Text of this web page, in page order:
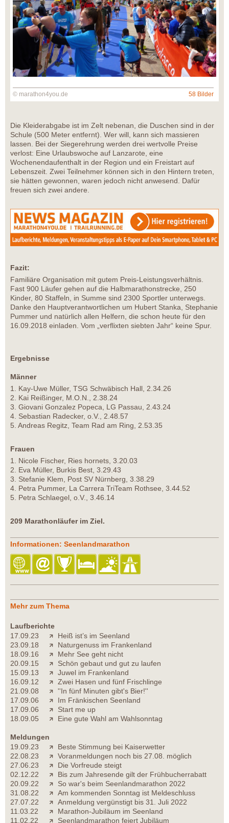
© marathon4you.de 58 Bilder
Die Kleiderabgabe ist im Zelt nebenan, die Duschen sind in der
Schule (500 Meter entfernt). Wer will, kann sich massieren
lassen. Bei der Siegerehrung werden drei wertvolle Preise
verlost: Eine Urlaubswoche auf Lanzarote, eine
Wochenendaufenthalt in der Region und ein Freistart auf
Lebenszeit. Zwei Teilnehmer können sich in den Hintern treten,
sie hätten gewonnen, waren jedoch nicht anwesend. Dafür
freuen sich zwei andere.
Fazit:
Familiäre Organisation mit gutem Preis-Leistungsverhältnis.
Fast 900 Läufer gehen auf die Halbmarathonstrecke, 250
Kinder, 80 Staffeln, in Summe sind 2300 Sportler unterwegs.
Danke den Hauptverantwortlichen um Hubert Stanka, Stephanie
Pummer und natürlich allen Helfern, die schon heute für den
16.09.2018 einladen. Vom „verflixten siebten Jahr“ keine Spur.
Ergebnisse
Männer
1. Kay-Uwe Müller, TSG Schwäbisch Hall, 2.34.26
2. Kai Reißinger, M.O.N., 2.38.24
3. Giovani Gonzalez Popeca, LG Passau, 2.43.24
4. Sebastian Radecker, o.V., 2.48.57
5. Andreas Regitz, Team Rad am Ring, 2.53.35
Frauen
1. Nicole Fischer, Ries hornets, 3.20.03
2. Eva Müller, Burkis Best, 3.29.43
3. Stefanie Klem, Post SV Nürnberg, 3.38.29
4. Petra Pummer, La Carrera TriTeam Rothsee, 3.44.52
5. Petra Schlaegel, o.V., 3.46.14
209 Marathonläufer im Ziel.
Informationen: Seenlandmarathon
Mehr zum Thema
Laufberichte
17.09.23
Heiß ist’s im Seenland
23.09.18
Naturgenuss im Frankenland
18.09.16
Mehr See geht nicht
20.09.15
Schön gebaut und gut zu laufen
15.09.13
Juwel im Frankenland
16.09.12
Zwei Hasen und fünf Frischlinge
21.09.08
''In fünf Minuten gibt's Bier!''
17.09.06
Im Fränkischen Seenland
17.09.06
Start me up
18.09.05
Eine gute Wahl am Wahlsonntag
Meldungen
19.09.23
Beste Stimmung bei Kaiserwetter
22.08.23
Voranmeldungen noch bis 27.08. möglich
27.06.23
Die Vorfreude steigt
02.12.22
Bis zum Jahresende gilt der Frühbucherrabatt
20.09.22
So war's beim Seenlandmarathon 2022
31.08.22
Am kommenden Sonntag ist Meldeschluss
27.07.22
Anmeldung vergünstigt bis 31. Juli 2022
11.03.22
Marathon-Jubiläum im Seenland
11.02.22
Seenlandmarathon feiert Jubiläum